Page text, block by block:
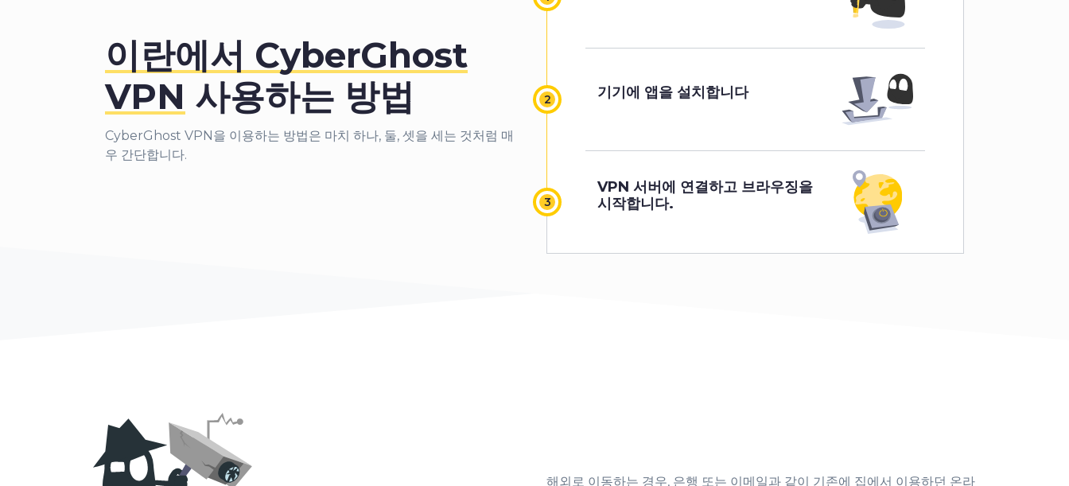
이란에서 CyberGhost
VPN 사용하는 방법
CyberGhost VPN을 이용하는 방법은 마치 하나, 둘, 셋을 세는 것처럼 매
우 간단합니다.
기기에 앱을 설치합니다
VPN 서버에 연결하고 브라우징을
시작합니다.
해외로 이동하는 경우, 은행 또는 이메일과 같이 기존에 집에서 이용하던 온라
0
1
8
9
2
3
4
5
9
0